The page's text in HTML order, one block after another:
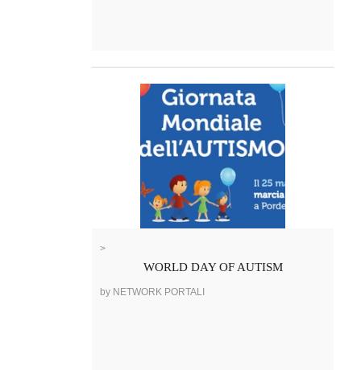
>
WORLD DAY OF AUTISM
by NETWORK PORTALI